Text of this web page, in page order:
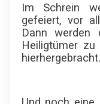
Im Schrein
gefeiert, vor
Dann werden
Heiligtümer
hierhergebracht.